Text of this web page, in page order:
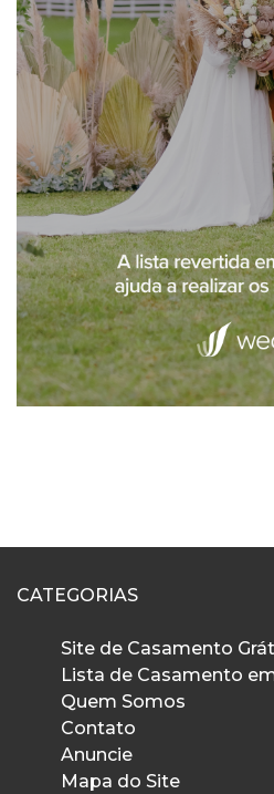
CATEGORIAS
Site de Casamento
Lista de Casamento
Quem Somos
Contato
Anuncie
Mapa do Site